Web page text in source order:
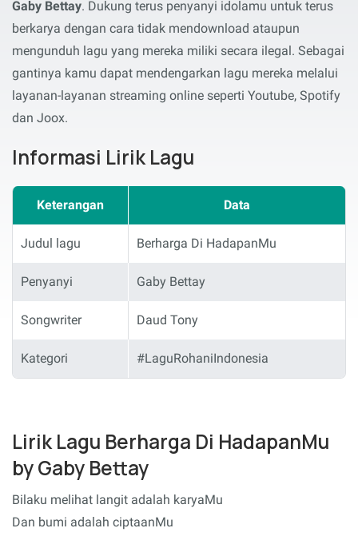
Gaby Bettay. Dukung terus penyanyi idolamu untuk terus
berkarya dengan cara tidak mendownload ataupun
mengunduh lagu yang mereka miliki secara ilegal. Sebagai
gantinya kamu dapat mendengarkan lagu mereka melalui
layanan-layanan streaming online seperti Youtube, Spotify
dan Joox.
Informasi Lirik Lagu
Keterangan Data
Judul lagu Berharga Di HadapanMu
Penyanyi Gaby Bettay
Songwriter Daud Tony
Kategori #LaguRohaniIndonesia
Lirik Lagu Berharga Di HadapanMu
by Gaby Bettay
Bilaku melihat langit adalah karyaMu
Dan bumi adalah ciptaanMu